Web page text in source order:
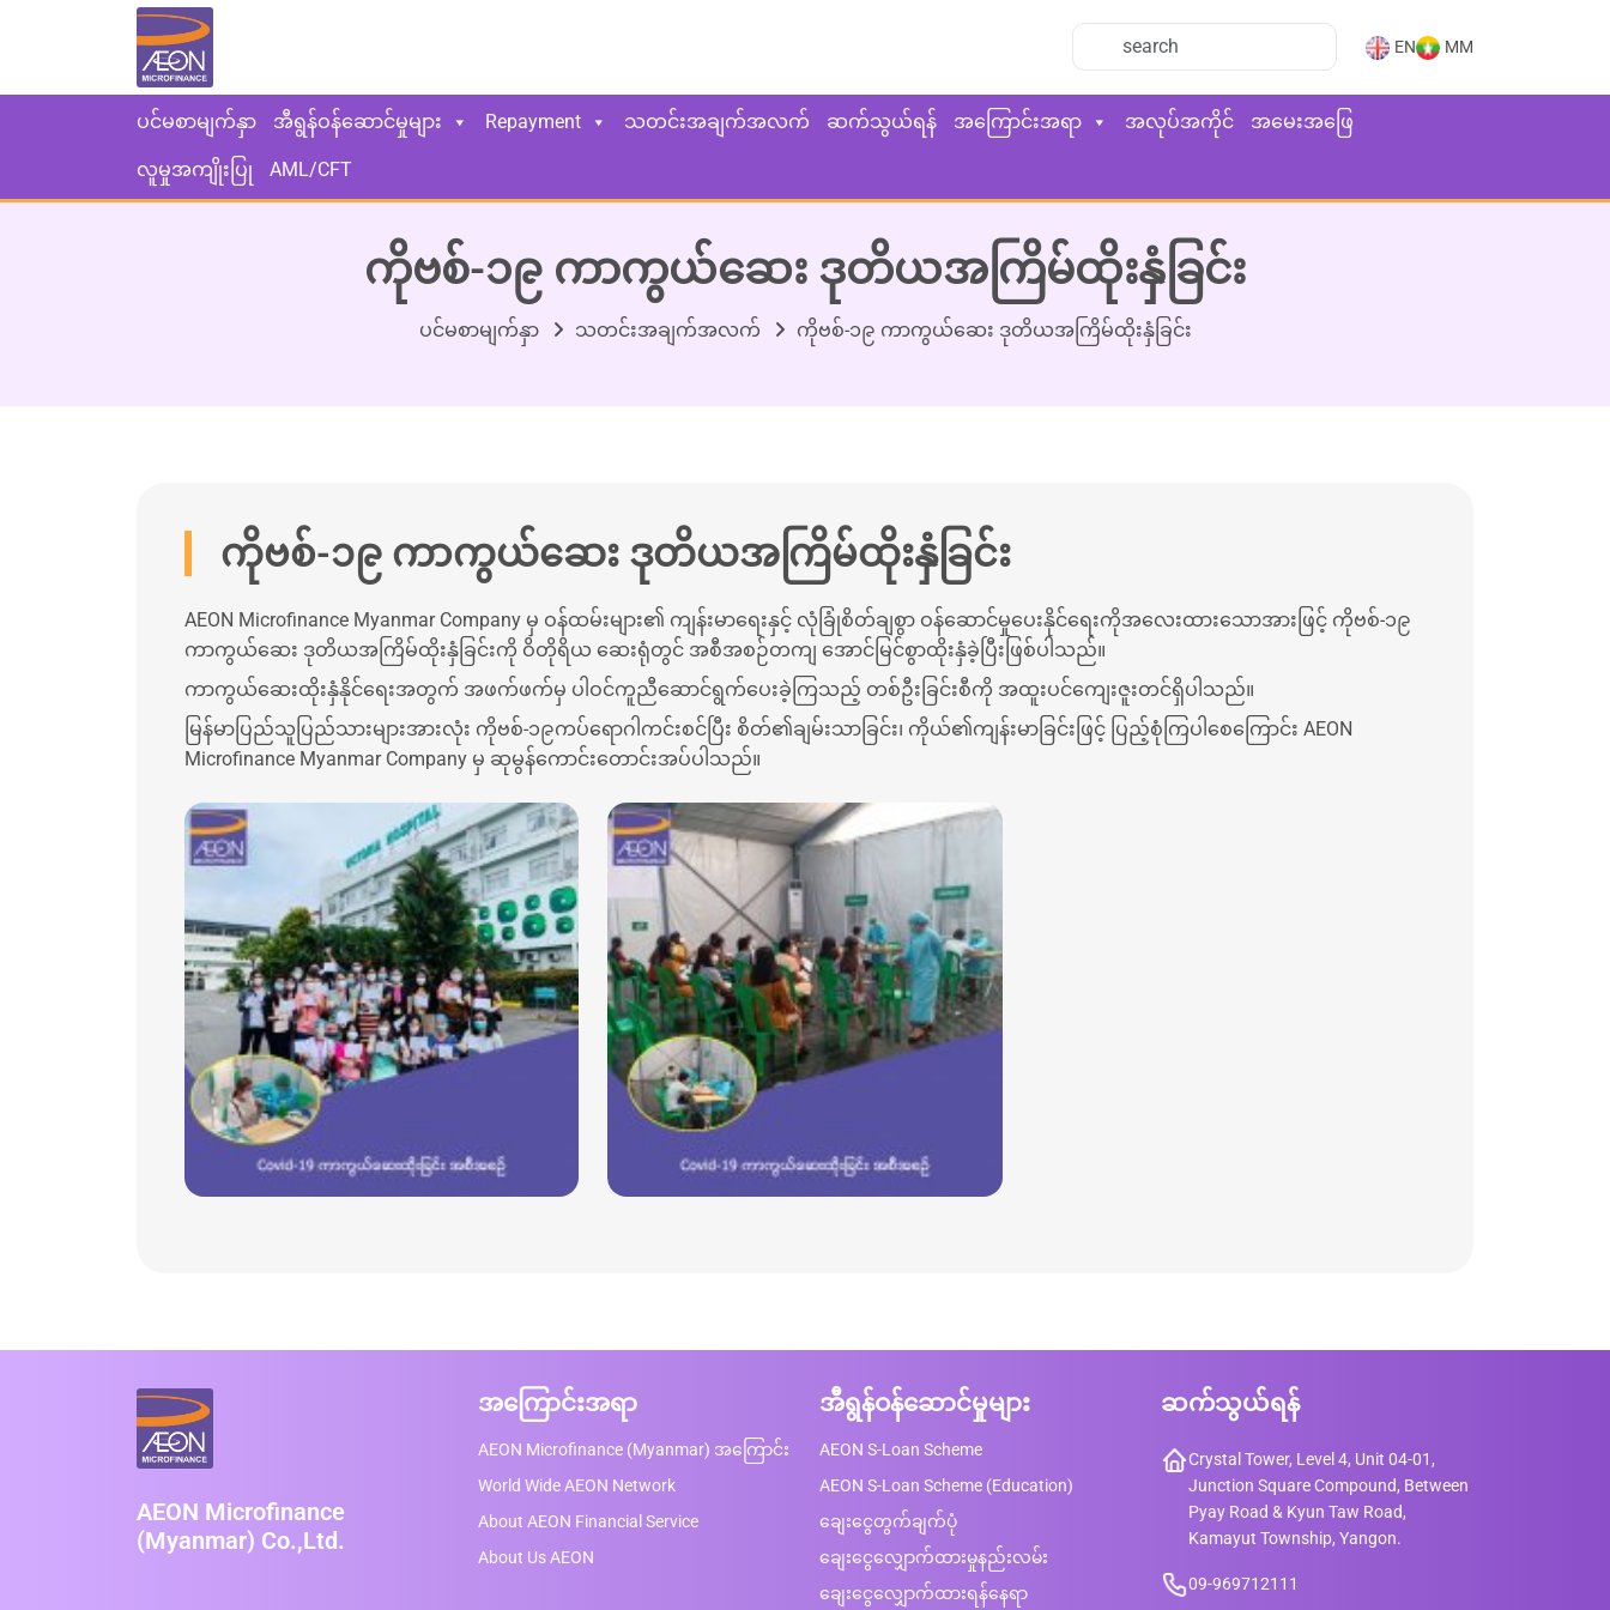
EN MM
ပင်မစာမျက်နှာ အီရွန်ဝန်ဆောင်မှုများ Repayment သတင်းအချက်အလက် ဆက်သွယ်ရန် အကြောင်းအရာ အလုပ်အကိုင် အမေးအဖြေ
လူမှုအကျိုးပြု AML/CFT
ကိုဗစ်-၁၉ ကာကွယ်ဆေး ဒုတိယအကြိမ်ထိုးနှံခြင်း
ပင်မစာမျက်နှာ သတင်းအချက်အလက် ကိုဗစ်-၁၉ ကာကွယ်ဆေး ဒုတိယအကြိမ်ထိုးနှံခြင်း
ကိုဗစ်-၁၉ ကာကွယ်ဆေး ဒုတိယအကြိမ်ထိုးနှံခြင်း
AEON Microfinance Myanmar Company မှ ဝန်ထမ်းများ၏ ကျန်းမာရေးနှင့် လုံခြုံစိတ်ချစွာ ဝန်ဆောင်မှုပေးနိုင်ရေးကိုအလေးထားသောအားဖြင့် ကိုဗစ်-၁၉
ကာကွယ်ဆေး ဒုတိယအကြိမ်ထိုးနှံခြင်းကို ဝိတိုရိယ ဆေးရုံတွင် အစီအစဉ်တကျ အောင်မြင်စွာထိုးနှံခဲ့ပြီးဖြစ်ပါသည်။
ကာကွယ်ဆေးထိုးနှံနိုင်ရေးအတွက် အဖက်ဖက်မှ ပါဝင်ကူညီဆောင်ရွက်ပေးခဲ့ကြသည့် တစ်ဦးခြင်းစီကို အထူးပင်ကျေးဇူးတင်ရှိပါသည်။
မြန်မာပြည်သူပြည်သားများအားလုံး ကိုဗစ်-၁၉ကပ်ရောဂါကင်းစင်ပြီး စိတ်၏ချမ်းသာခြင်း၊ ကိုယ်၏ကျန်းမာခြင်းဖြင့် ပြည့်စုံကြပါစေကြောင်း AEON
Microfinance Myanmar Company မှ ဆုမွန်ကောင်းတောင်းအပ်ပါသည်။
AEON Microfinance
(Myanmar) Co.,Ltd.
အကြောင်းအရာ
AEON Microfinance (Myanmar) အကြောင်း
World Wide AEON Network
About AEON Financial Service
About Us AEON
အီရွန်ဝန်ဆောင်မှုများ
AEON S-Loan Scheme
AEON S-Loan Scheme (Education)
ချေးငွေတွက်ချက်ပုံ
ချေးငွေလျှောက်ထားမှုနည်းလမ်း
ချေးငွေလျှောက်ထားရန်နေရာ
ဆက်သွယ်ရန်
Crystal Tower, Level 4, Unit 04-01,
Junction Square Compound, Between
Pyay Road & Kyun Taw Road,
Kamayut Township, Yangon.
09-969712111